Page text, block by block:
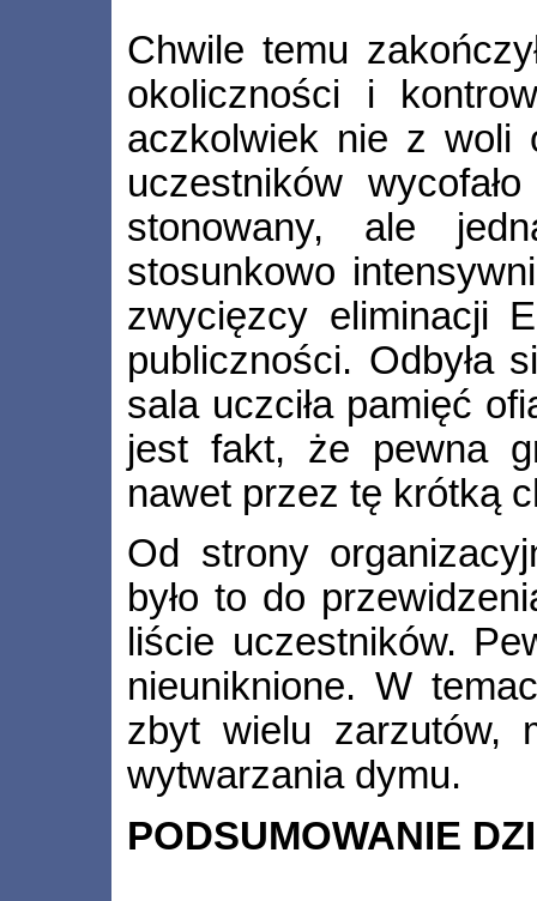
Chwile temu
okoliczności i
aczkolwiek nie z woli
uczestników
stonowany, ale
stosunkowo
zwycięzcy eliminacji
publiczności. Odbyła
sala uczciła pamięć
jest fakt, że pewna
nawet przez tę krótką
Od strony
było to do
liście uczestników.
nieuniknione. W
zbyt wielu zarzutów,
wytwarzania dymu.
PODSUMOWANIE